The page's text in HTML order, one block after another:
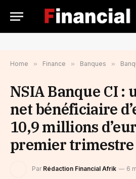
Home » Finance » Banques »
NSIA Banque CI :
net bénéficiaire
10,9 millions
premier trimestre
Par Rédaction Financial Afrik 6